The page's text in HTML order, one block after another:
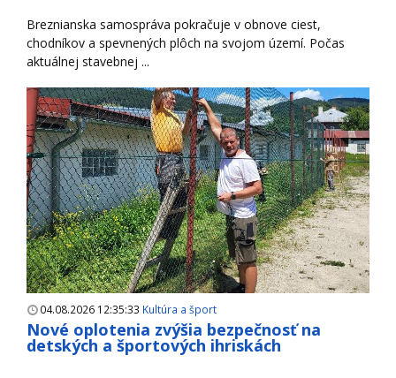
Breznianska samospráva pokračuje v obnove ciest,
chodníkov a spevnených plôch na svojom území. Počas
aktuálnej stavebnej ...
04.08.2026 12:35:33 Kultúra a šport
Nové oplotenia zvýšia bezpečnosť na
detských a športových ihriskách